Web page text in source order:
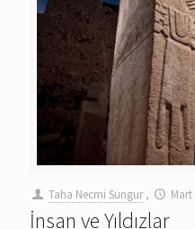
Taha Necmi Sungur , Mart
İnsan ve Yıldızlar